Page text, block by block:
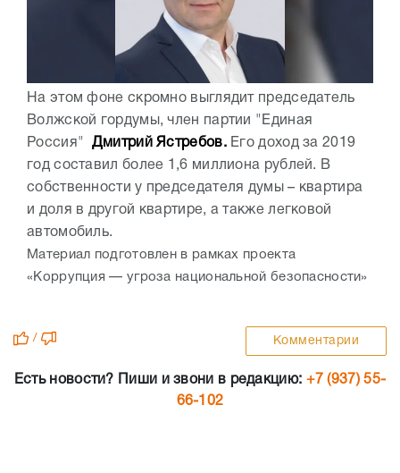
На этом фоне скромно выглядит председатель
Волжской гордумы, член партии "Единая
Россия" Дмитрий Ястребов.Его доход за 2019
год составил более 1,6 миллиона рублей. В
собственности у председателя думы – квартира
и доля в другой квартире, а также легковой
автомобиль.
Материал подготовлен в рамках проекта
«Коррупция — угроза национальной безопасности»
/ Комментарии
Есть новости? Пиши и звони в редакцию: +7 (937) 55-
66-102